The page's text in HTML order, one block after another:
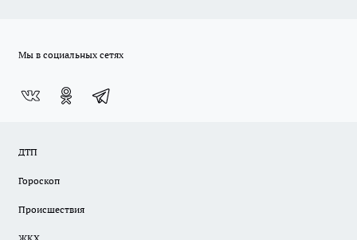
Мы в социальных сетях
ДТП
Гороскоп
Происшествия